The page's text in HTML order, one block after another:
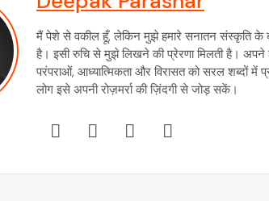
मैं पेशे से वकील हूँ, लेकिन मुझे हमारे सनातन संस्कृति के
है। इसी रुचि से मुझे लिखने की प्रेरणा मिलती है। अपने
परंपराओं, आध्यात्मिकता और विरासत को सरल शब्दों में
लोग इसे अपनी रोज़मर्रा की ज़िंदगी से जोड़ सकें।